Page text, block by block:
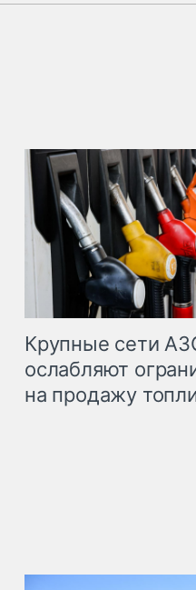
Крупные сети
ослабляют
на продажу